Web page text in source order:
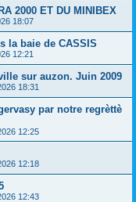
2000 ET DU MINIBEX
18:07
la baie de CASSIS
12:21
sur auzon. Juin 2009
18:31
par notre regrèttè
12:25
12:18
12:43